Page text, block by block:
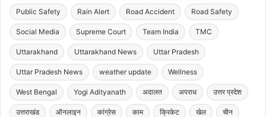
Public Safety Rain Alert Road Accident Road Safety
Social Media Supreme Court Team India TMC
Uttarakhand Uttarakhand News Uttar Pradesh
Uttar Pradesh News weather update Wellness
West Bengal Yogi Adityanath अदालत अपराध उत्तर प्रदेश
उत्तराखंड ऑनलाइन कांग्रेस काम क्रिकेट खेल चीन